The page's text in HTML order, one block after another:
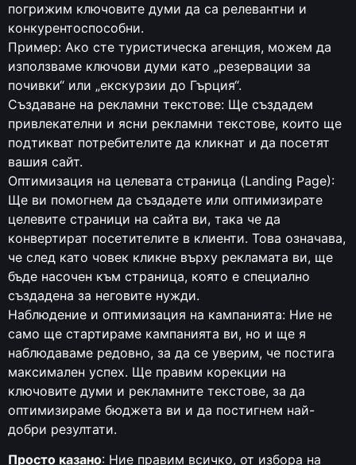
погрижим ключовите думи да са релевантни и
конкурентоспособни.
Пример: Ако сте туристическа агенция, можем да
използваме ключови думи като „резервации за
почивки“ или „екскурзии до Гърция“.
Създаване на рекламни текстове: Ще създадем
привлекателни и ясни рекламни текстове, които ще
подтикват потребителите да кликнат и да посетят
вашия сайт.
Оптимизация на целевата страница (Landing Page):
Ще ви помогнем да създадете или оптимизирате
целевите страници на сайта ви, така че да
конвертират посетителите в клиенти. Това означава,
че след като човек кликне върху рекламата ви, ще
бъде насочен към страница, която е специално
създадена за неговите нужди.
Наблюдение и оптимизация на кампанията: Ние не
само ще стартираме кампанията ви, но и ще я
наблюдаваме редовно, за да се уверим, че постига
максимален успех. Ще правим корекции на
ключовите думи и рекламните текстове, за да
оптимизираме бюджета ви и да постигнем най-
добри резултати.
Просто казано: Ние правим всичко, от избора на